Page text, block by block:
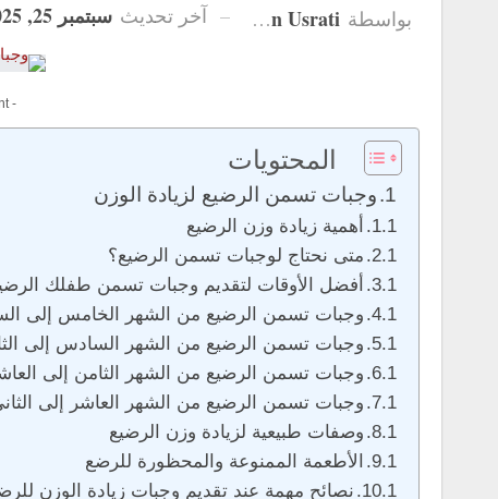
بواسطة Hanan Usrati آخر تحديث سبتمبر 25, 2025
-
المحتويات
وجبات تسمن الرضيع لزيادة الوزن
أهمية زيادة وزن الرضيع
متى نحتاج لوجبات تسمن الرضيع؟
أفضل الأوقات لتقديم وجبات تسمن طفلك
وجبات تسمن الرضيع من الشهر الخامس إلى
وجبات تسمن الرضيع من الشهر السادس إلى
وجبات تسمن الرضيع من الشهر الثامن إلى
وجبات تسمن الرضيع من الشهر العاشر إلى
وصفات طبيعية لزيادة وزن الرضيع
الأطعمة الممنوعة والمحظورة للرضع
نصائح مهمة عند تقديم وجبات زيادة الوزن